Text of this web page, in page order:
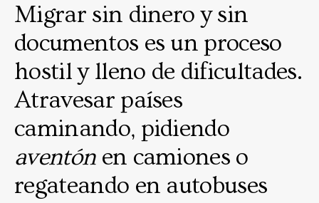
Migrar sin dinero y sin
documentos es un proceso
hostil y lleno de dificultades.
Atravesar países
caminando, pidiendo
aventón en camiones o
regateando en autobuses